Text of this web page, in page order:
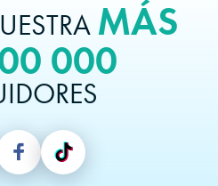
MÁS
000